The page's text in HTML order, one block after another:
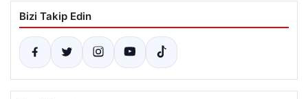
Bizi Takip Edin